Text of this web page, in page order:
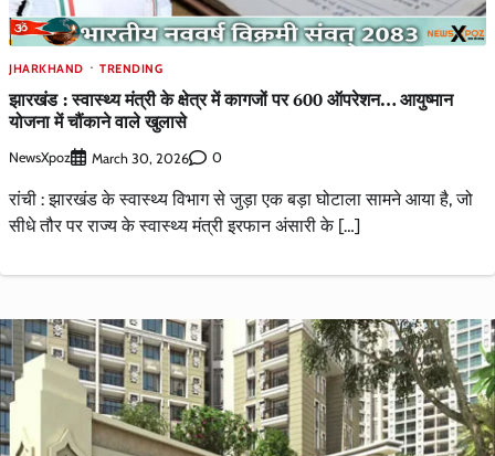
JHARKHAND TRENDING
झारखंड : स्वास्थ्य मंत्री के क्षेत्र में कागजों पर 600 ऑपरेशन… आयुष्मान
योजना में चौंकाने वाले खुलासे
NewsXpoz March 30, 2026 0
रांची : झारखंड के स्वास्थ्य विभाग से जुड़ा एक बड़ा घोटाला सामने आया है, जो
सीधे तौर पर राज्य के स्वास्थ्य मंत्री इरफान अंसारी के […]